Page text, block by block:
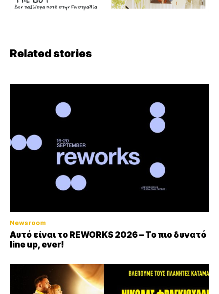
Related stories
Newsroom
Αυτό είναι το REWORKS 2026 – Το πιο δυνατό
line up, ever!